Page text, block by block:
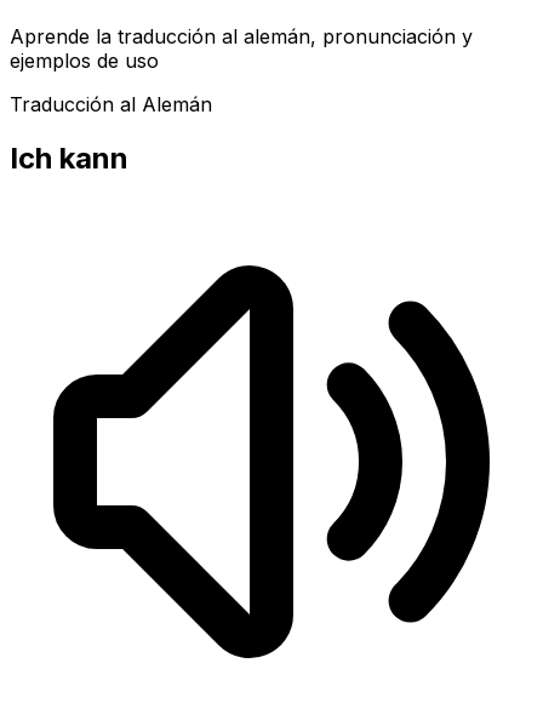
Aprende la traducción al alemán, pronunciación y
ejemplos de uso
Traducción al Alemán
Ich kann